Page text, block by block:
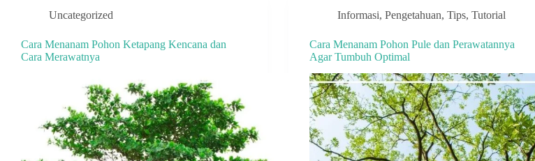
Uncategorized
Cara Menanam Pohon Ketapang Kencana dan
Cara Merawatnya
Informasi,Pengetahuan,Tips,Tutorial
Cara Menanam Pohon Pule dan Perawatannya
Agar Tumbuh Optimal